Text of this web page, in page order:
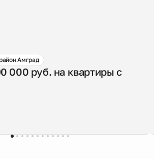
Амград
000 руб. на квартиры с